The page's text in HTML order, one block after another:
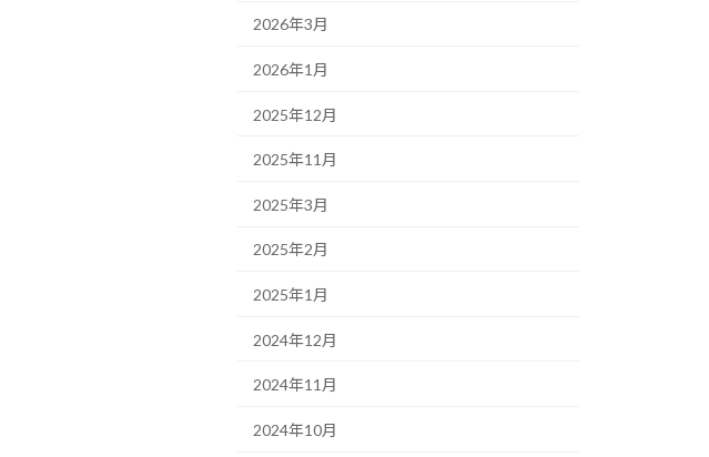
2026年3月
2026年1月
2025年12月
2025年11月
2025年3月
2025年2月
2025年1月
2024年12月
2024年11月
2024年10月